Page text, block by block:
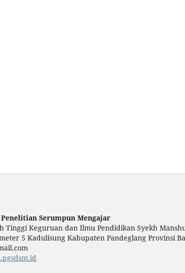
Serumpun Mengajar
Tinggi Keguruan dan Ilmu Pendidikan Syekh
5 Kadulisung Kabupaten Pandeglang Provinsi